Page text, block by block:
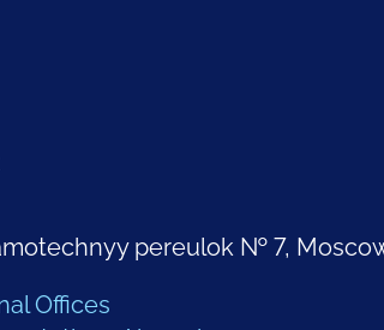
pereulok № 7,
Offices